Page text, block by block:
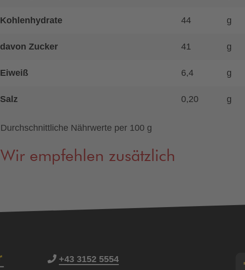
Kohlenhydrate 44 g
davon Zucker 41 g
Eiweiß 6,4 g
Salz 0,20 g
Durchschnittliche Nährwerte per 100 g
Wir empfehlen zusätzlich
+43 3152 5554